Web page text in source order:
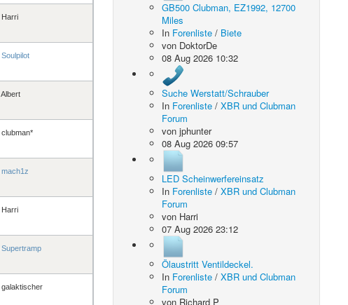
Harri
Soulpilot
Albert
clubman*
mach1z
Harri
Supertramp
galaktischer
GB500 Clubman, EZ1992, 12700
Miles
In Forenliste / Biete
von DoktorDe
08 Aug 2026 10:32
Suche Werstatt/Schrauber
In Forenliste /XBR und Clubman
Forum
vonjphunter
08 Aug 2026 09:57
LED Scheinwerfereinsatz
In Forenliste /XBR und Clubman
Forum
von Harri
07 Aug 2026 23:12
Ölaustritt Ventildeckel.
In Forenliste /XBR und Clubman
Forum
von Richard P